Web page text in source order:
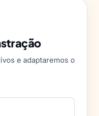
e adaptaremos o